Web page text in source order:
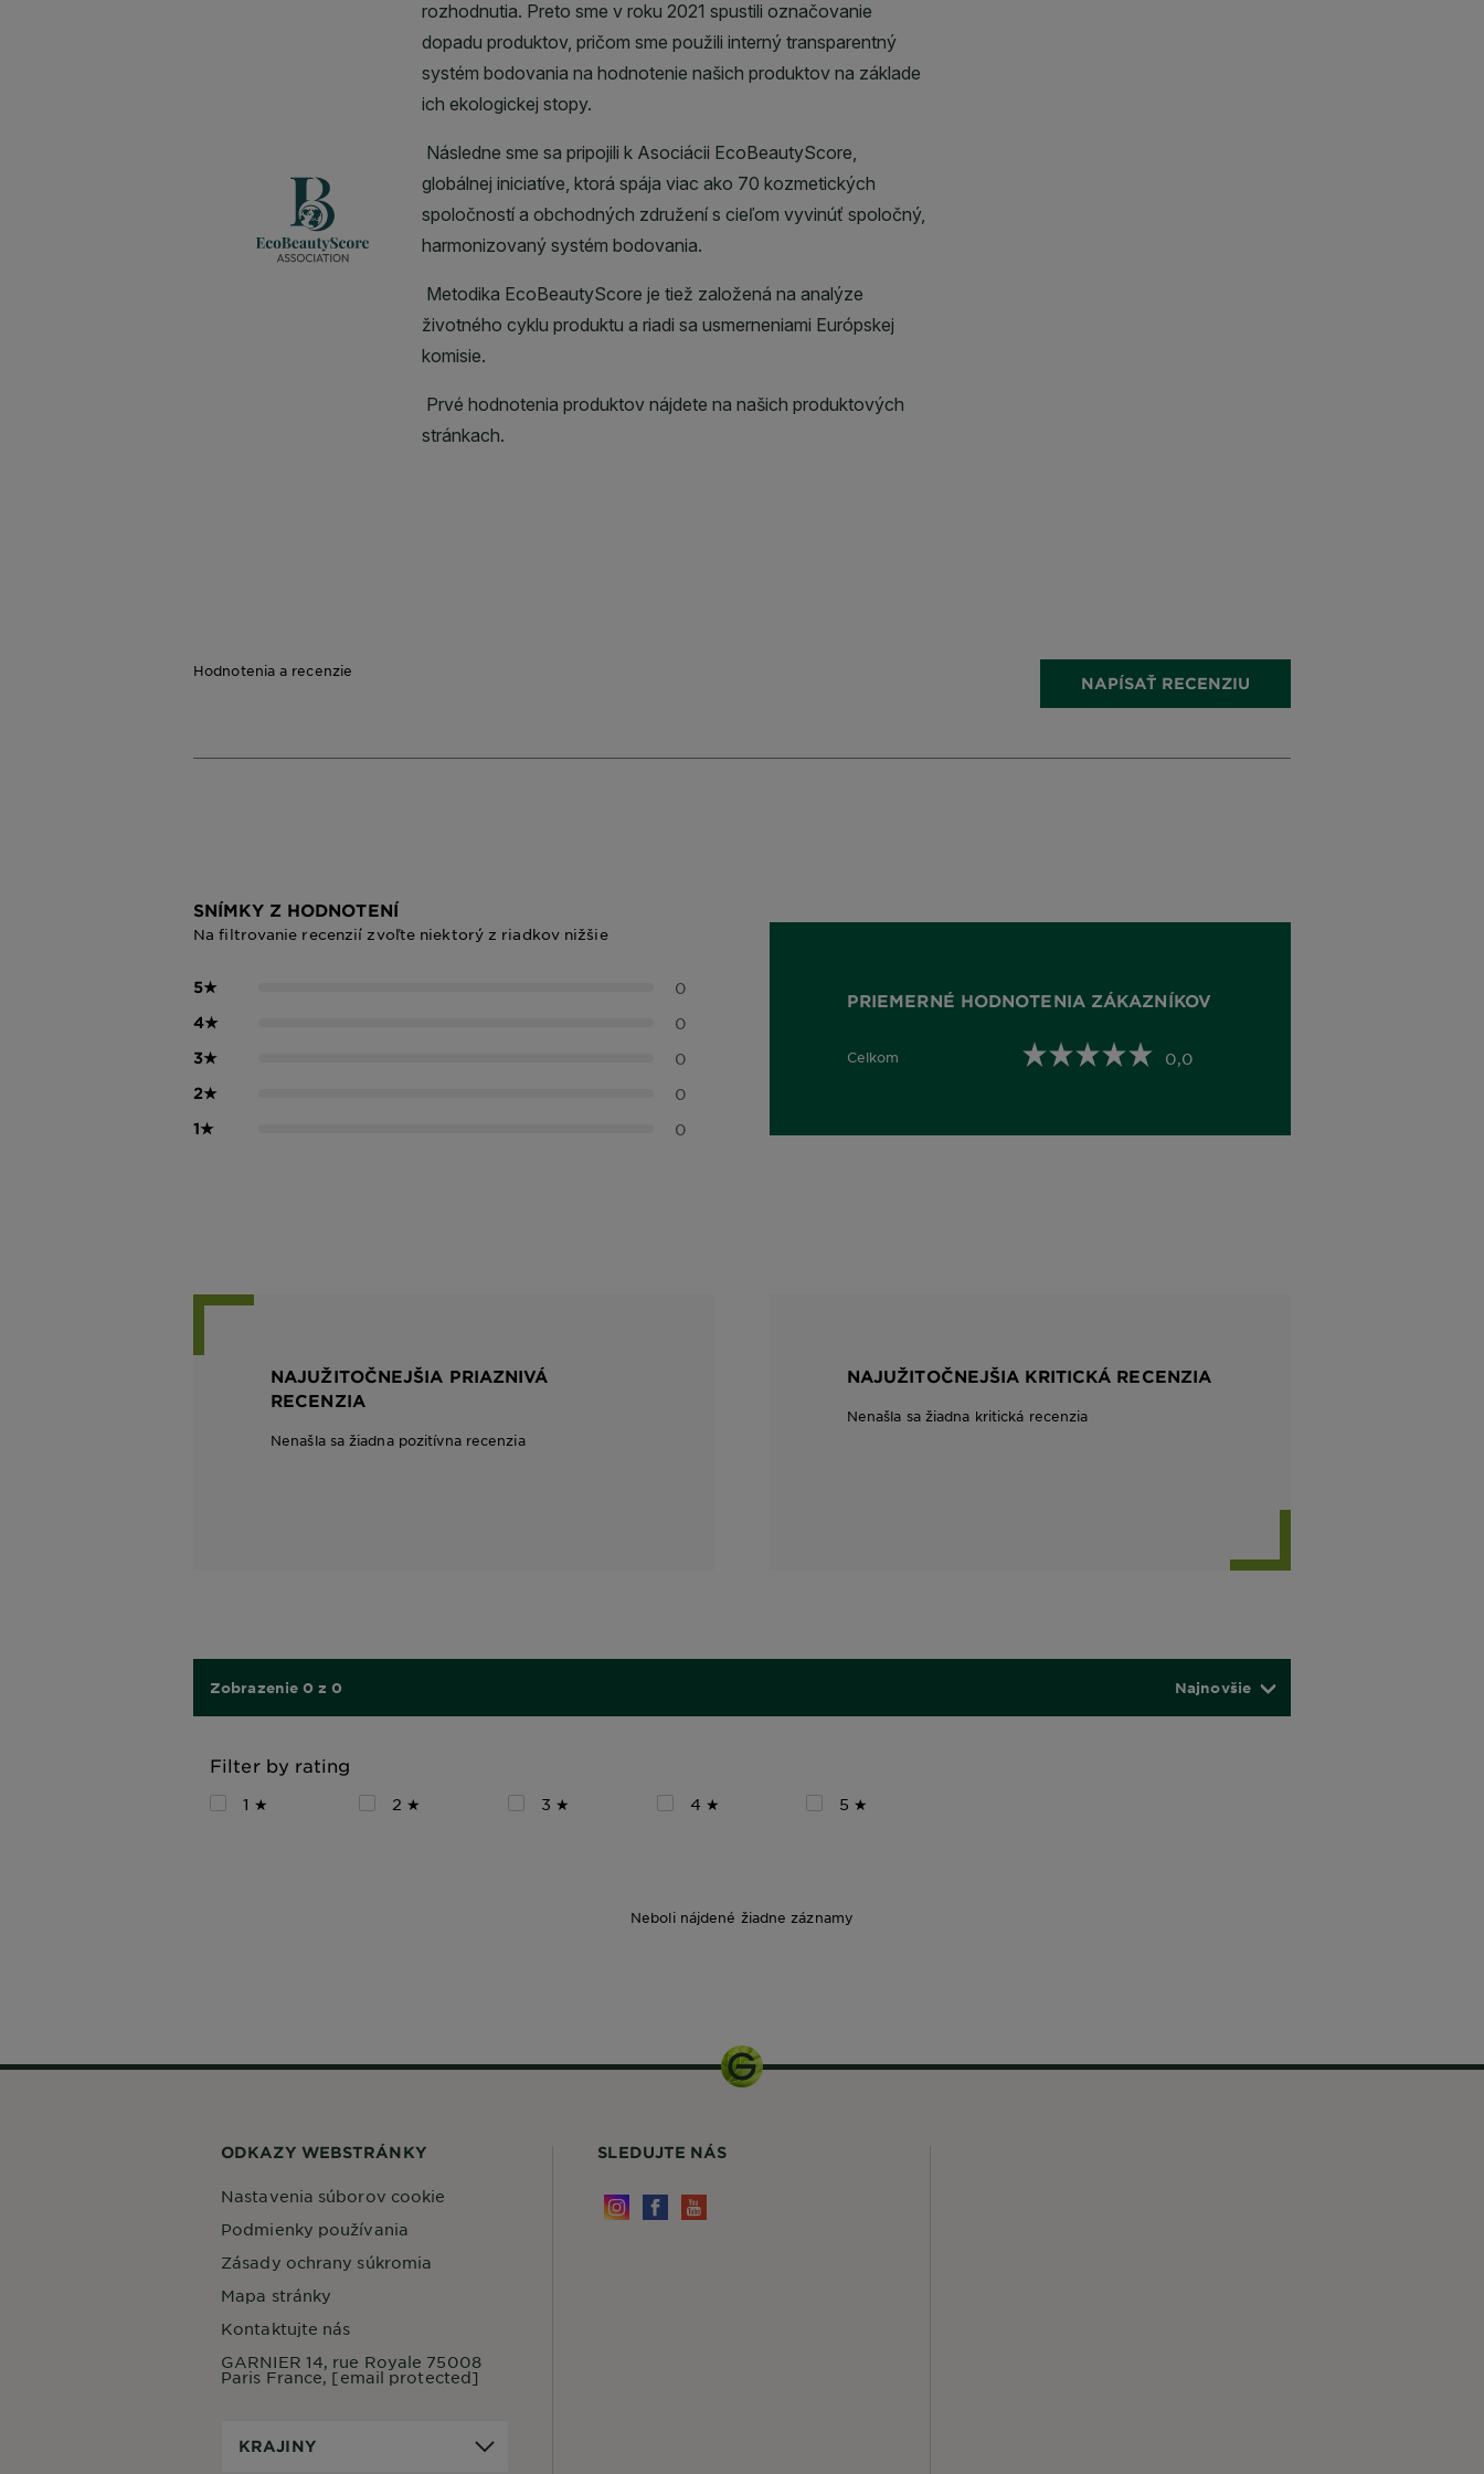
Hodnotenia a recenzie
NAPÍSAŤ RECENZIU
SNÍMKY Z HODNOTENÍ
Na filtrovanie recenzií zvoľte niektorý z riadkov nižšie
5★ 0
4★ 0
3★ 0
2★ 0
1★ 0
PRIEMERNÉ HODNOTENIA ZÁKAZNÍKOV
Celkom
0,0 out of 5 stars 0,0
NAJUŽITOČNEJŠIA PRIAZNIVÁ
RECENZIA
Nenašla sa žiadna pozitívna recenzia
NAJUŽITOČNEJŠIA KRITICKÁ RECENZIA
Nenašla sa žiadna kritická recenzia
Zobrazenie 0 z 0 Najnovšie
Filter by rating
1 ★ 2 ★ 3 ★ 4 ★ 5 ★
Neboli nájdené žiadne záznamy
ODKAZY WEBSTRÁNKY
Nastavenia súborov cookie
Podmienky používania
Zásady ochrany súkromia
Mapa stránky
Kontaktujte nás
GARNIER 14, rue Royale 75008
Paris France, [email protected]
Krajiny
KRAJINY
SLEDUJTE NÁS